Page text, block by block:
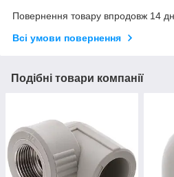
Повернення товару впродовж 14
Всі умови повернення
Подібні товари компанії